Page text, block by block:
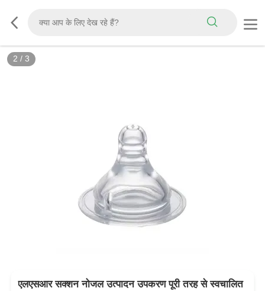
2 / 3
एलएसआर सक्शन नोजल उत्पादन उपकरण पूरी तरह से स्वचालित